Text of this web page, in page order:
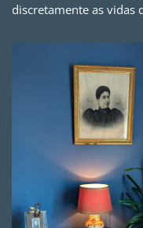
discretamente as vidas